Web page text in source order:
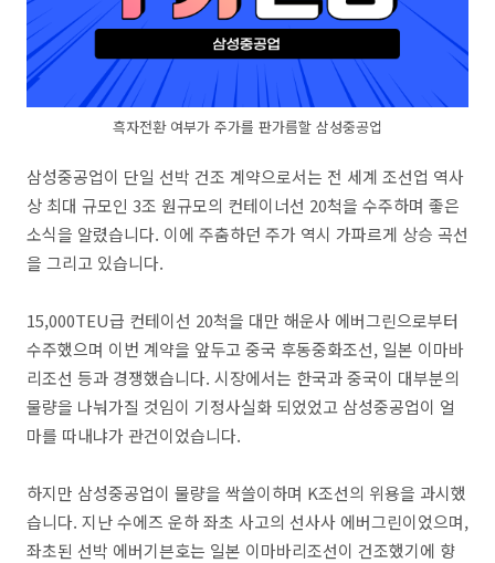
흑자전환 여부가 주가를 판가름할 삼성중공업
삼성중공업이 단일 선박 건조 계약으로서는 전 세계 조선업 역사
상 최대 규모인 3조 원규모의 컨테이너선 20척을 수주하며 좋은
소식을 알렸습니다. 이에 주춤하던 주가 역시 가파르게 상승 곡선
을 그리고 있습니다.
15,000TEU급 컨테이선 20척을 대만 해운사 에버그린으로부터
수주했으며 이번 계약을 앞두고 중국 후동중화조선, 일본 이마바
리조선 등과 경쟁했습니다. 시장에서는 한국과 중국이 대부분의
물량을 나눠가질 것임이 기정사실화 되었었고 삼성중공업이 얼
마를 따내냐가 관건이었습니다.
하지만 삼성중공업이 물량을 싹쓸이하며 K조선의 위용을 과시했
습니다. 지난 수에즈 운하 좌초 사고의 선사사 에버그린이었으며,
좌초된 선박 에버기븐호는 일본 이마바리조선이 건조했기에 향